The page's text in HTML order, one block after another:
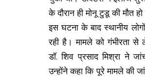
के दौरान ही मोनू टुडू की मौत
इस घटना के बाद स्थानीय
रही है। मामले को गंभीरता से
डॉ. शिव प्रसाद मिश्रा ने
उन्होंने कहा कि पूरे मामले की